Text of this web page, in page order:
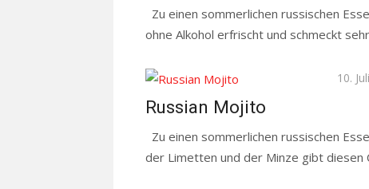
Zu einen sommerlichen russischen
ohne Alkohol erfrischt und schmeckt
Posted
10.
Russian Mojito
Zu einen sommerlichen russischen
der Limetten und der Minze gibt diesen